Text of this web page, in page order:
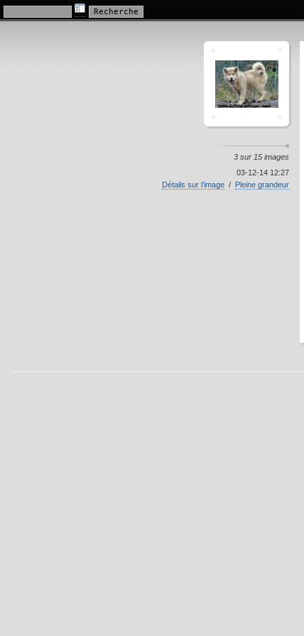
Galerie mes chiens
3 sur 15 images
03-12-14 12:27
Détails sur l’image / Pleine grandeur